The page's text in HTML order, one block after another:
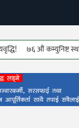
७६ औं कम्युनिष्ट स्थापना